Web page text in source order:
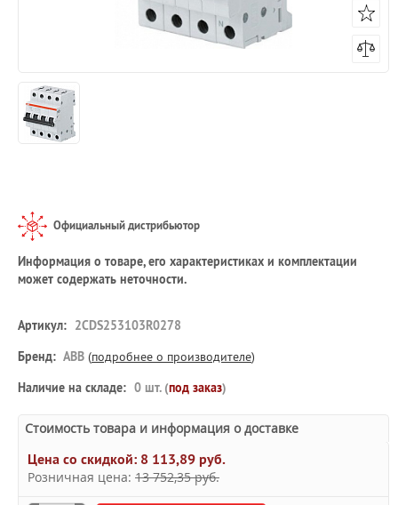
Официальный дистрибьютор
Информация о товаре, его характеристиках и комплектации
может содержать неточности.
Артикул: 2CDS253103R0278
Бренд: ABB (подробнее о производителе)
Наличие на складе: 0 шт. (под заказ)
Стоимость товара и информация о доставке
Цена со скидкой: 8 113,89 руб.
Розничная цена: 13 752,35 руб.